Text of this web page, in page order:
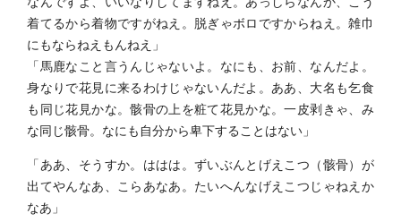
着てるから着物ですがねえ。脱ぎゃボロですからねえ。雑巾
にもならねえもんねえ」
「馬鹿なこと言うんじゃないよ。なにも、お前、なんだよ。
身なりで花見に来るわけじゃないんだよ。ああ、大名も乞食
も同じ花見かな。骸骨の上を粧て花見かな。一皮剥きゃ、み
な同じ骸骨。なにも自分から卑下することはない」
「ああ、そうすか。ははは。ずいぶんとげえこつ（骸骨）が
出てやんなあ、こらあなあ。たいへんなげえこつじゃねえか
なあ」